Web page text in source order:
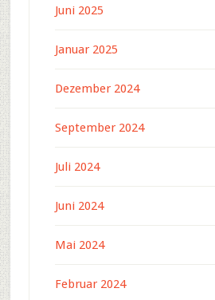
Juni 2025
Januar 2025
Dezember 2024
September 2024
Juli 2024
Juni 2024
Mai 2024
Februar 2024